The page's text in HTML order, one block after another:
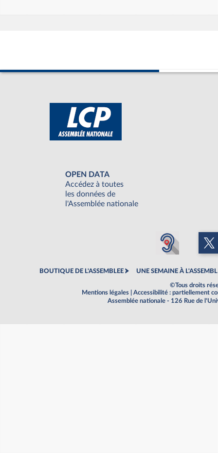
OPEN DATA
Accédez à toutes
les données de
l'Assemblée nationale
BOUTIQUE DE L'ASSEMBLEE UNE SEMAINE À
©Tous droits
Mentions légales
Accessibilité : partiellement
Assemblée nationale - 126 Rue de